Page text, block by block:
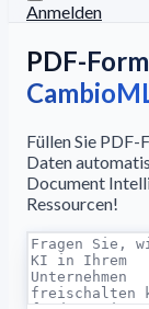
Anmelden
PDF-
Füllen Sie PDF-
Daten
Document
Ressourcen!